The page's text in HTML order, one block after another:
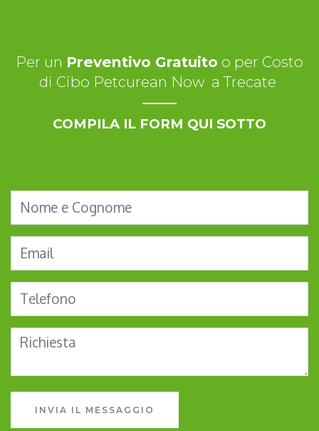
Per un Preventivo Gratuito o per Costo
di Cibo Petcurean Now a Trecate
COMPILA IL FORM QUI SOTTO
INVIA IL MESSAGGIO